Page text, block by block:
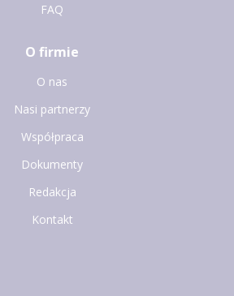
FAQ
O firmie
O nas
Nasi partnerzy
Współpraca
Dokumenty
Redakcja
Kontakt